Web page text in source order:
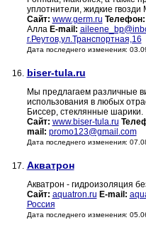
уплотнители, жидкие гвозди
Сайт: www.germ.ru Телефон:
Алла E-mail:
г.Реутов,ул.Транспортная,16
Дата последнего изменения:
16. biser-tula.ru
Мы предлагаем различные
использования в любых
Биссер, стеклянные шарики.
Сайт: www.biser-tula.ru
mail: promo123@gmail.com
Дата последнего изменения:
17. Акватрон
Акватрон - гидроизоляция
Сайт: aquatron.ru E-mail:
Россия
Дата последнего изменения: